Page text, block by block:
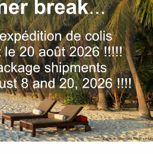
des données bancaires.
lancé par le Client, la transaction
après vérification des
aux dispositions du Code
l’engagement de payer donné
de paiement mobile est
informations de paiement lors de
le Vendeur à débiter le montant